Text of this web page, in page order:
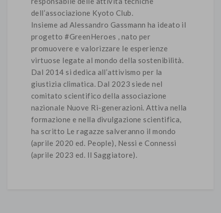
dell’associazione Kyoto Club.
Insieme ad Alessandro Gassmann ha ideato il
progetto #GreenHeroes , nato per
promuovere e valorizzare le esperienze
virtuose legate al mondo della sostenibilità.
Dal 2014 si dedica all’attivismo per la
giustizia climatica. Dal 2023 siede nel
comitato scientifico della associazione
nazionale Nuove Ri-generazioni. Attiva nella
formazione e nella divulgazione scientifica,
ha scritto Le ragazze salveranno il mondo
(aprile 2020 ed. People), Nessi e Connessi
(aprile 2023 ed. Il Saggiatore).